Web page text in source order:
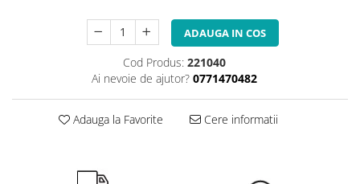
ADAUGA IN COS
Cod Produs: 221040
Ai nevoie de ajutor? 0771470482
Adauga la Favorite Cere informatii